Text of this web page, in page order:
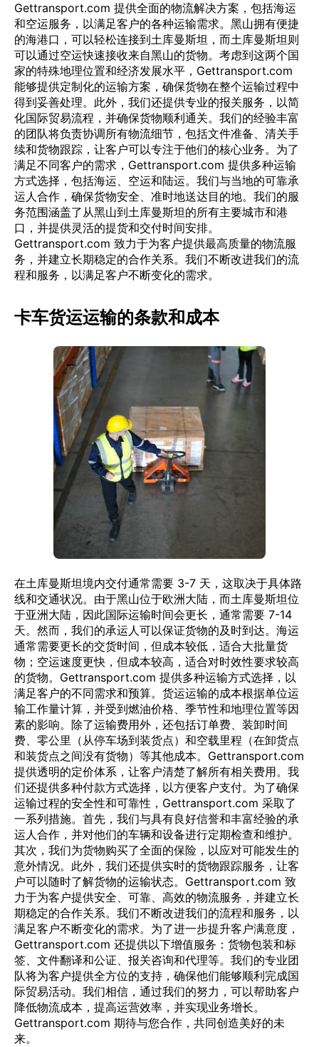
Gettransport.com 提供全面的物流解决方案，包括海运
和空运服务，以满足客户的各种运输需求。黑山拥有便捷
的海港口，可以轻松连接到土库曼斯坦，而土库曼斯坦则
可以通过空运快速接收来自黑山的货物。考虑到这两个国
家的特殊地理位置和经济发展水平，Gettransport.com
能够提供定制化的运输方案，确保货物在整个运输过程中
得到妥善处理。此外，我们还提供专业的报关服务，以简
化国际贸易流程，并确保货物顺利通关。我们的经验丰富
的团队将负责协调所有物流细节，包括文件准备、清关手
续和货物跟踪，让客户可以专注于他们的核心业务。为了
满足不同客户的需求，Gettransport.com 提供多种运输
方式选择，包括海运、空运和陆运。我们与当地的可靠承
运人合作，确保货物安全、准时地送达目的地。我们的服
务范围涵盖了从黑山到土库曼斯坦的所有主要城市和港
口，并提供灵活的提货和交付时间安排。
Gettransport.com 致力于为客户提供最高质量的物流服
务，并建立长期稳定的合作关系。我们不断改进我们的流
程和服务，以满足客户不断变化的需求。
卡车货运运输的条款和成本
在土库曼斯坦境内交付通常需要 3-7 天，这取决于具体路
线和交通状况。由于黑山位于欧洲大陆，而土库曼斯坦位
于亚洲大陆，因此国际运输时间会更长，通常需要 7-14
天。然而，我们的承运人可以保证货物的及时到达。海运
通常需要更长的交货时间，但成本较低，适合大批量货
物；空运速度更快，但成本较高，适合对时效性要求较高
的货物。Gettransport.com 提供多种运输方式选择，以
满足客户的不同需求和预算。货运运输的成本根据单位运
输工作量计算，并受到燃油价格、季节性和地理位置等因
素的影响。除了运输费用外，还包括订单费、装卸时间
费、零公里（从停车场到装货点）和空载里程（在卸货点
和装货点之间没有货物）等其他成本。Gettransport.com
提供透明的定价体系，让客户清楚了解所有相关费用。我
们还提供多种付款方式选择，以方便客户支付。为了确保
运输过程的安全性和可靠性，Gettransport.com 采取了
一系列措施。首先，我们与具有良好信誉和丰富经验的承
运人合作，并对他们的车辆和设备进行定期检查和维护。
其次，我们为货物购买了全面的保险，以应对可能发生的
意外情况。此外，我们还提供实时的货物跟踪服务，让客
户可以随时了解货物的运输状态。Gettransport.com 致
力于为客户提供安全、可靠、高效的物流服务，并建立长
期稳定的合作关系。我们不断改进我们的流程和服务，以
满足客户不断变化的需求。为了进一步提升客户满意度，
Gettransport.com 还提供以下增值服务：货物包装和标
签、文件翻译和公证、报关咨询和代理等。我们的专业团
队将为客户提供全方位的支持，确保他们能够顺利完成国
际贸易活动。我们相信，通过我们的努力，可以帮助客户
降低物流成本，提高运营效率，并实现业务增长。
Gettransport.com 期待与您合作，共同创造美好的未
来。